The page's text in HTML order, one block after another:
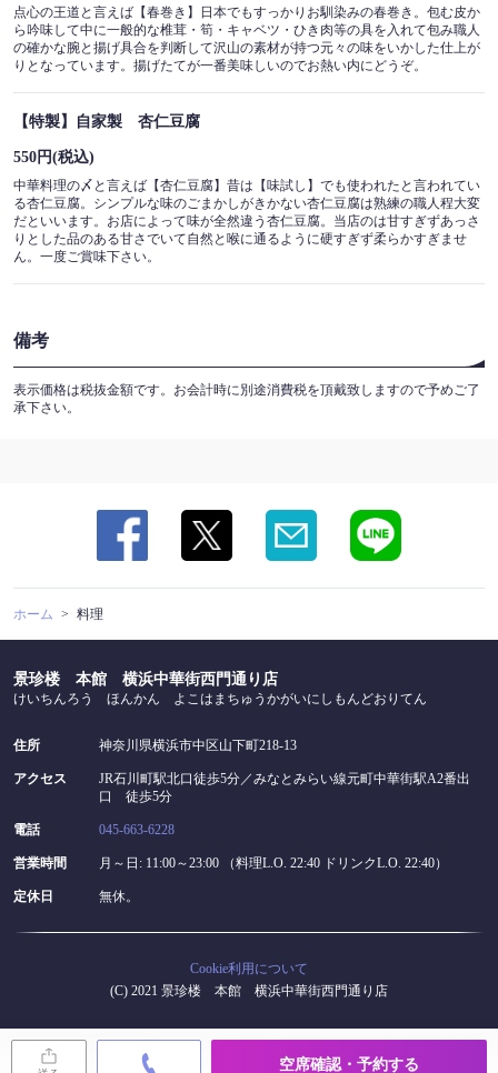
点心の王道と言えば【春巻き】日本でもすっかりお馴染みの春巻き。包む皮か
ら吟味して中に一般的な椎茸・筍・キャベツ・ひき肉等の具を入れて包み職人
の確かな腕と揚げ具合を判断して沢山の素材が持つ元々の味をいかした仕上が
りとなっています。揚げたてが一番美味しいのでお熱い内にどうぞ。
【特製】自家製 杏仁豆腐
550円(税込)
中華料理の〆と言えば【杏仁豆腐】昔は【味試し】でも使われたと言われてい
る杏仁豆腐。シンプルな味のごまかしがきかない杏仁豆腐は熟練の職人程大変
だといいます。お店によって味が全然違う杏仁豆腐。当店のは甘すぎずあっさ
りとした品のある甘さでいて自然と喉に通るように硬すぎず柔らかすぎませ
ん。一度ご賞味下さい。
備考
表示価格は税抜金額です。お会計時に別途消費税を頂戴致しますので予めご了
承下さい。
ホーム 料理
景珍楼 本館 横浜中華街西門通り店
けいちんろう ほんかん よこはまちゅうかがいにしもんどおりてん
住所 神奈川県横浜市中区山下町218-13
アクセス
JR石川町駅北口徒歩5分／みなとみらい線元町中華街駅A2番出
口 徒歩5分
電話 045-663-6228
営業時間 月～日: 11:00～23:00 （料理L.O. 22:40 ドリンクL.O. 22:40）
定休日 無休。
Cookie利用について
(C) 2021 景珍楼 本館 横浜中華街西門通り店
空席確認・予約する